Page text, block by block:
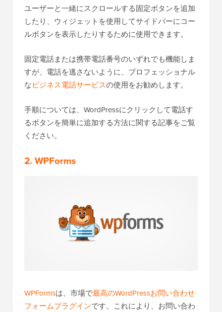
ユーザーと一緒にスクロールする固定ボタンを追加
したり、ウィジェットを使用してサイドバーにコー
ルボタンを表示したりするために使用できます。
固定電話または携帯電話番号のいずれでも機能しま
すが、電話を逃さないように、プロフェッショナル
なビジネス電話サービスの使用をお勧めします。
手順については、WordPressにクリックして電話す
るボタンを簡単に追加する方法に関する記事をご覧
ください。
2. WPForms
WPFormsは、市場で最高のWordPressお問い合わせ
フォームプラグインです。これにより、お問い合わ